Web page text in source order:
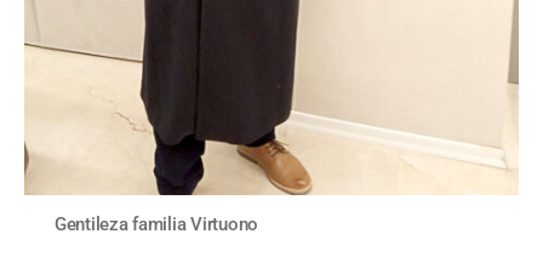
Gentileza familia Virtuono